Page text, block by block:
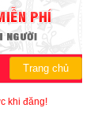
Trang chủ
khi đăng!